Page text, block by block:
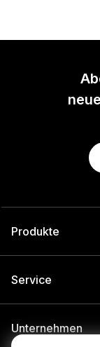
Produkte
Service
Unternehmen